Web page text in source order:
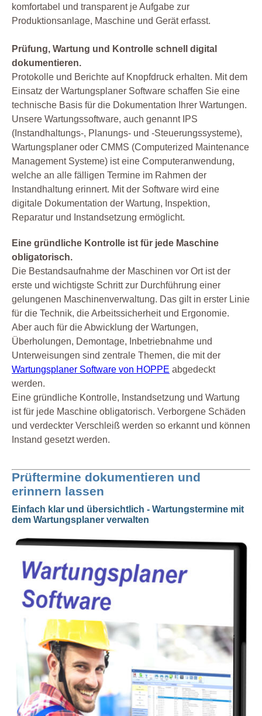
komfortabel und transparent je Aufgabe zur
Produktionsanlage, Maschine und Gerät erfasst.
Prüfung, Wartung und Kontrolle schnell digital
dokumentieren.
Protokolle und Berichte auf Knopfdruck erhalten. Mit dem
Einsatz der Wartungsplaner Software schaffen Sie eine
technische Basis für die Dokumentation Ihrer Wartungen.
Unsere Wartungssoftware, auch genannt IPS
(Instandhaltungs-, Planungs- und -Steuerungssysteme),
Wartungsplaner oder CMMS (Computerized Maintenance
Management Systeme) ist eine Computeranwendung,
welche an alle fälligen Termine im Rahmen der
Instandhaltung erinnert. Mit der Software wird eine
digitale Dokumentation der Wartung, Inspektion,
Reparatur und Instandsetzung ermöglicht.
Eine gründliche Kontrolle ist für jede Maschine
obligatorisch.
Die Bestandsaufnahme der Maschinen vor Ort ist der
erste und wichtigste Schritt zur Durchführung einer
gelungenen Maschinenverwaltung. Das gilt in erster Linie
für die Technik, die Arbeitssicherheit und Ergonomie.
Aber auch für die Abwicklung der Wartungen,
Überholungen, Demontage, Inbetriebnahme und
Unterweisungen sind zentrale Themen, die mit der
Wartungsplaner Software von HOPPE abgedeckt
werden.
Eine gründliche Kontrolle, Instandsetzung und Wartung
ist für jede Maschine obligatorisch. Verborgene Schäden
und verdeckter Verschleiß werden so erkannt und können
Instand gesetzt werden.
Prüftermine dokumentieren und
erinnern lassen
Einfach klar und übersichtlich - Wartungstermine mit
dem Wartungsplaner verwalten